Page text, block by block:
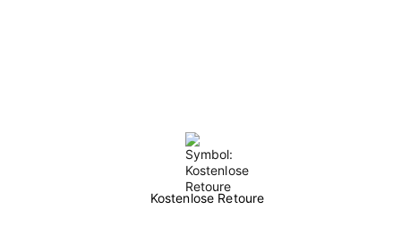
Kostenlose Retoure